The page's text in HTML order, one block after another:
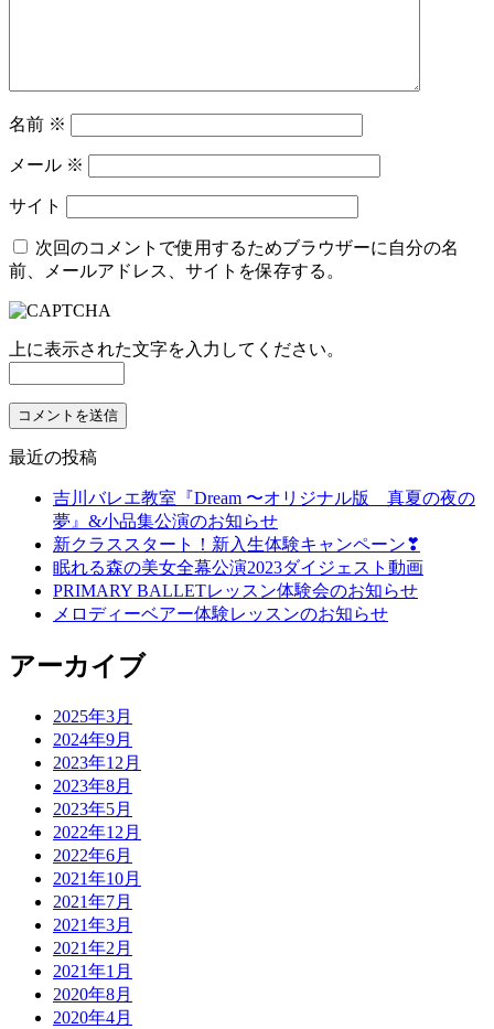
名前 ※
メール ※
サイト
次回のコメントで使用するためブラウザーに自分の名
前、メールアドレス、サイトを保存する。
上に表示された文字を入力してください。
最近の投稿
吉川バレエ教室『Dream 〜オリジナル版 真夏の夜の
夢』&小品集公演のお知らせ
新クラススタート！新入生体験キャンペーン❣
眠れる森の美女全幕公演2023ダイジェスト動画
PRIMARY BALLETレッスン体験会のお知らせ
メロディーベアー体験レッスンのお知らせ
アーカイブ
2025年3月
2024年9月
2023年12月
2023年8月
2023年5月
2022年12月
2022年6月
2021年10月
2021年7月
2021年3月
2021年2月
2021年1月
2020年8月
2020年4月